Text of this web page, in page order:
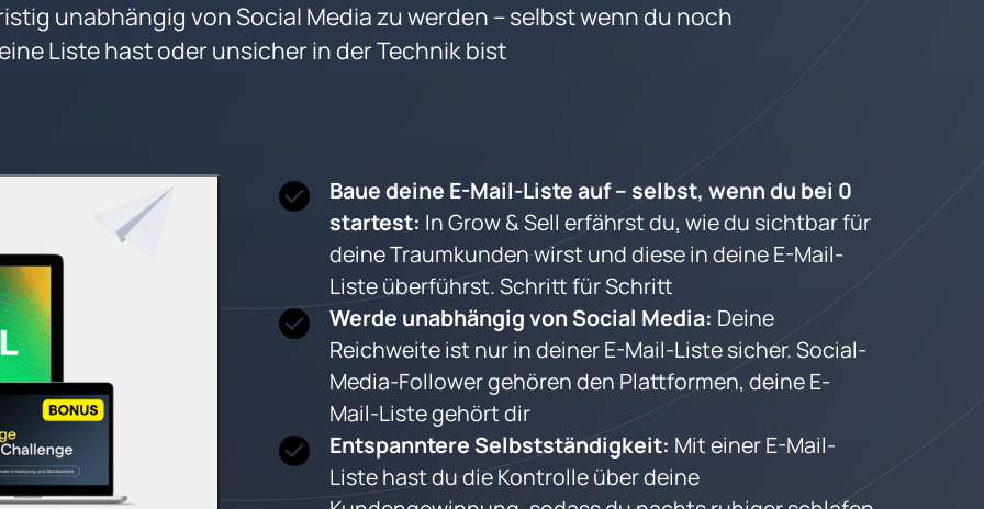
unabhängig von Social Media zu werden – selbst wenn du noch
Liste hast oder unsicher in der Technik bist
Baue deine E-Mail-Liste auf – selbst, wenn du bei 0
startest: In Grow & Sell erfährst du, wie du sichtbar für
deine Traumkunden wirst und diese in deine E-Mail-
Liste überführst. Schritt für Schritt
Werde unabhängig von Social Media: Deine
Reichweite ist nur in deiner E-Mail-Liste sicher. Social-
Media-Follower gehören den Plattformen, deine E-
Mail-Liste gehört dir
Entspanntere Selbstständigkeit: Mit einer E-Mail-
Liste hast du die Kontrolle über deine